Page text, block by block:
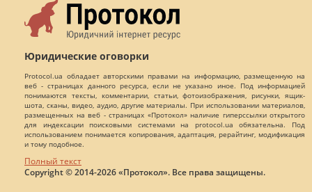
Юридические оговорки
Protocol.ua обладает авторскими правами на информацию, размещенную на
веб - страницах данного ресурса, если не указано иное. Под информацией
понимаются тексты, комментарии, статьи, фотоизображения, рисунки, ящик-
шота, сканы, видео, аудио, другие материалы. При использовании материалов,
размещенных на веб - страницах «Протокол» наличие гиперссылки открытого
для индексации поисковыми системами на protocol.ua обязательна. Под
использованием понимается копирования, адаптация, рерайтинг, модификация
и тому подобное.
Полный текст
Copyright © 2014-2026 «Протокол». Все права защищены.